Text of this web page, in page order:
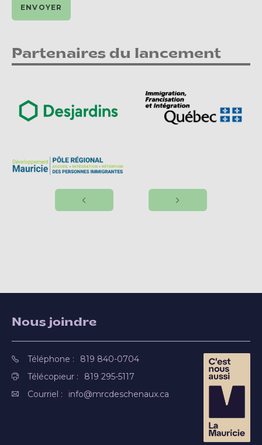
Partenaires du lancement
Nous joindre
Téléphone :
819 840-0704
Télécopieur :
819 295-5117
Courriel :
info@mrcdeschenaux.ca